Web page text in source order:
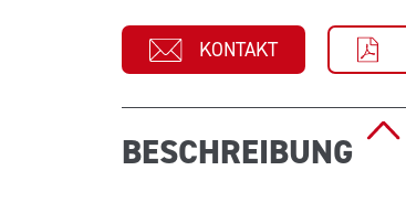
KONTAKT
BESCHREIBUNG